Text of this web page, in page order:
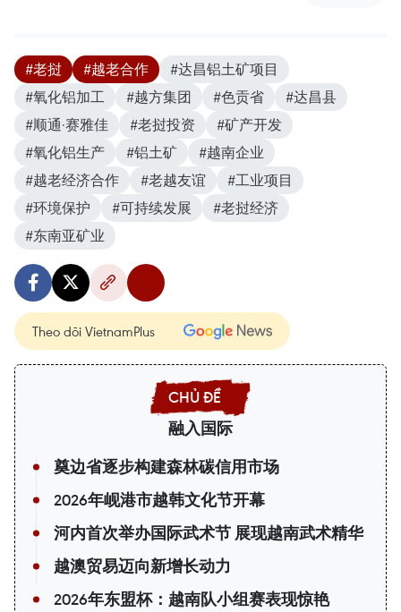
#老挝 #越老合作
#达昌铝土矿项目
#氧化铝加工
#越方集团 #色贡省
#达昌县
#顺通·赛雅佳
#老挝投资
#矿产开发
#氧化铝生产
#铝土矿
#越南企业
#越老经济合作
#老越友谊
#工业项目
#环境保护
#可持续发展
#老挝经济
#东南亚矿业
Theo dõi VietnamPlus
融入国际
奠边省逐步构建森林碳信用市场
2026年岘港市越韩文化节开幕
河内首次举办国际武术节 展现越南武术精华
越澳贸易迈向新增长动力
2026年东盟杯：越南队小组赛表现惊艳